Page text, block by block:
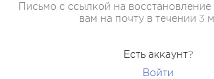
Письмо с ссылкой на
вам на почту в течении 3
Есть аккаунт?
Войти